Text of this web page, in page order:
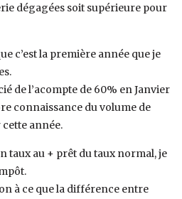
dégagées soit supérieure pour
c’est la première année que je
de l’acompte de 60% en Janvier
connaissance du volume de
année.
taux au + prêt du taux normal, je
à ce que la différence entre